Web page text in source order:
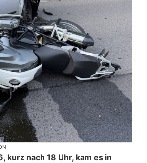
kurz nach 18 Uhr, kam es in